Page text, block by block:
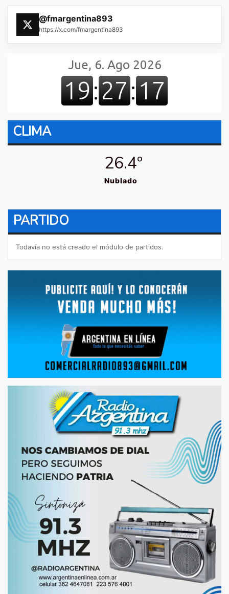
@fmargentina893
https://x.com/fmargentina893
CLIMA
26.4º
Nublado
PARTIDO
Todavía no está creado el módulo de partidos.